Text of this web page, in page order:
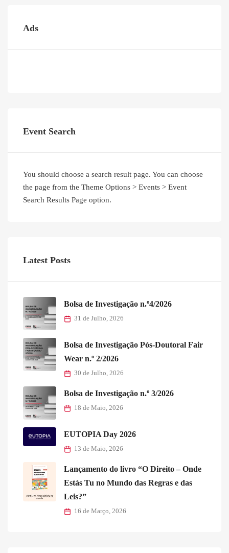
Ads
Event Search
You should choose a search result page. You can choose
the page from the Theme Options > Events > Event
Search Results Page option.
Latest Posts
Bolsa de Investigação n.º4/2026
31 de Julho, 2026
Bolsa de Investigação Pós-Doutoral Fair
Wear n.º 2/2026
30 de Julho, 2026
Bolsa de Investigação n.º 3/2026
18 de Maio, 2026
EUTOPIA Day 2026
13 de Maio, 2026
Lançamento do livro “O Direito – Onde
Estás Tu no Mundo das Regras e das
Leis?”
16 de Março, 2026